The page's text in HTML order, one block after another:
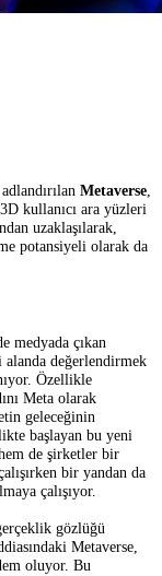
da adlandırılan
3D kullanıcı ara
potansiyeli